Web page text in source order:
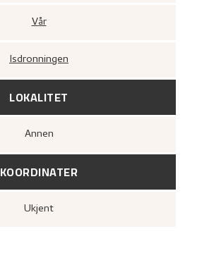
Vår
Isdronningen
LOKALITET
Annen
KOORDINATER
Ukjent